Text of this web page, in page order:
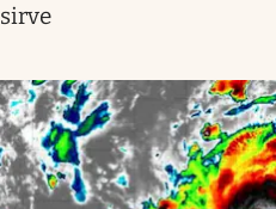
sirve